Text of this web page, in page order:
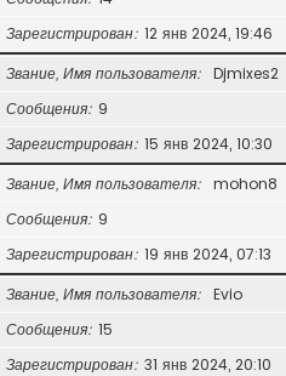
Зарегистрирован 12 янв 2024, 19:46
Звание, Имя пользователя
Djmixes2
Сообщения 9
Зарегистрирован 15 янв 2024, 10:30
Звание, Имя пользователя
mohon8
Сообщения 9
Зарегистрирован 19 янв 2024, 07:13
Звание, Имя пользователя
Evio
Сообщения 15
Зарегистрирован 31 янв 2024, 20:10